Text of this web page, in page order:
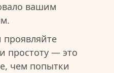
вашим
простоту — это
чем попытки